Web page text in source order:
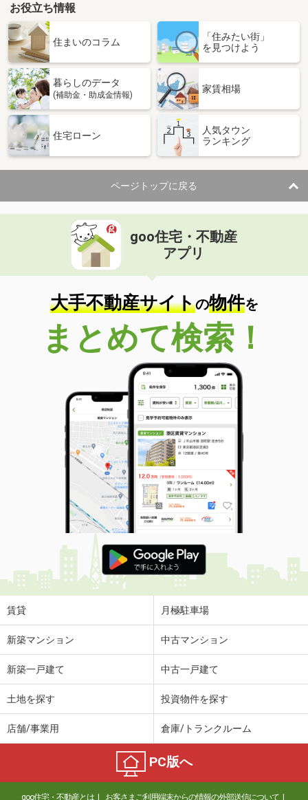
お役立ち情報
住まいのコラム
「住みたい街」
を見つけよう
暮らしのデータ
(補助金・助成金情報)
家賃相場
住宅ローン
人気タウン
ランキング
ページトップに戻る
goo住宅・不動産
アプリ
大手不動産サイトの物件を
まとめて検索！
賃貸 月極駐車場
新築マンション 中古マンション
新築一戸建て 中古一戸建て
土地を探す 投資物件を探す
店舗/事業用 倉庫/トランクルーム
PC版へ
goo住宅・不動産とは お客さまご利用端末からの情報の外部送信について